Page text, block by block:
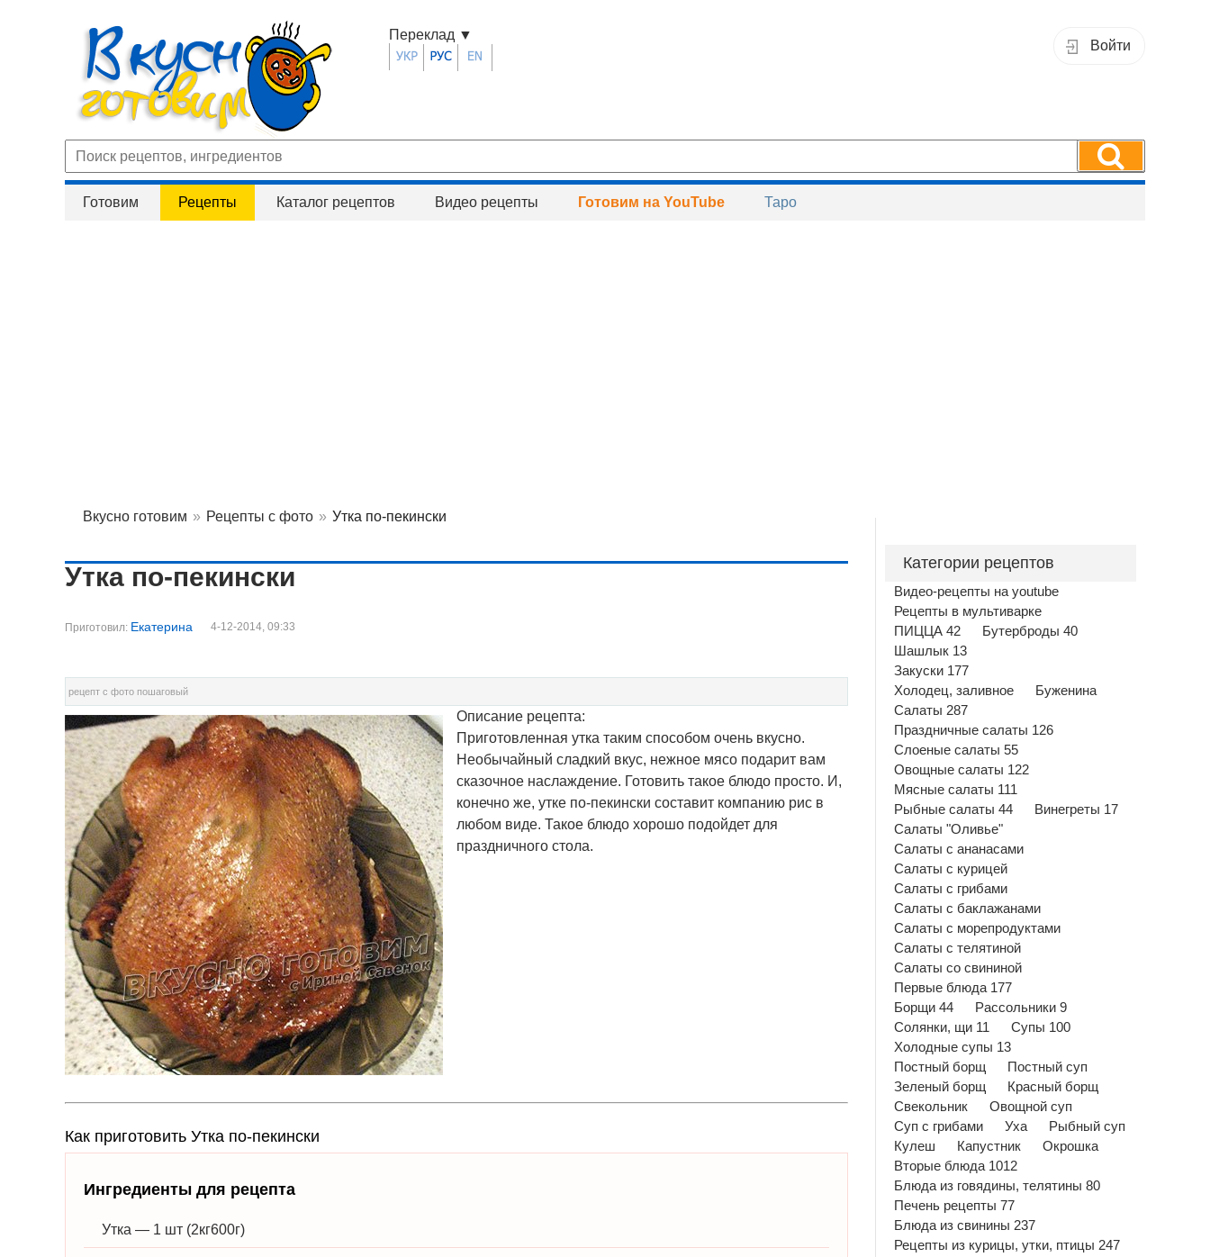
Войти
Переклад ▼
Готовим Рецепты Каталог рецептов Видео рецепты Готовим на YouTube Таро
Вкусно готовим » Рецепты с фото » Утка по-пекински
Утка по-пекински
Приготовил: Екатерина 4-12-2014, 09:33
рецепт с фото пошаговый
Описание рецепта:
Приготовленная утка таким способом очень вкусно.
Необычайный сладкий вкус, нежное мясо подарит вам
сказочное наслаждение. Готовить такое блюдо просто. И,
конечно же, утке по-пекински составит компанию рис в
любом виде. Такое блюдо хорошо подойдет для
праздничного стола.
Как приготовить Утка по-пекински
Ингредиенты для рецепта
Утка — 1 шт (2кг600г)
Категории рецептов
Видео-рецепты на youtube
Рецепты в мультиварке
ПИЦЦА 42
Бутерброды 40
Шашлык 13
Закуски 177
Холодец, заливное
Буженина
Салаты 287
Праздничные салаты 126
Слоеные салаты 55
Овощные салаты 122
Мясные салаты 111
Рыбные салаты 44
Винегреты 17
Салаты "Оливье"
Салаты с ананасами
Салаты с курицей
Салаты с грибами
Салаты с баклажанами
Салаты с морепродуктами
Салаты с телятиной
Салаты со свининой
Первые блюда 177
Борщи 44
Рассольники 9
Солянки, щи 11
Супы 100
Холодные супы 13
Постный борщ
Постный суп
Зеленый борщ
Красный борщ
Свекольник
Овощной суп
Суп с грибами
Уха
Рыбный суп
Кулеш
Капустник
Окрошка
Вторые блюда 1012
Блюда из говядины, телятины 80
Печень рецепты 77
Блюда из свинины 237
Рецепты из курицы, утки, птицы 247